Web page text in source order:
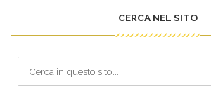
CERCA NEL SITO